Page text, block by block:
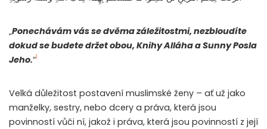
„Ponechávám vás se dvěma záležitostmi, nezbloudíte
dokud se budete držet obou, Knihy Alláha a Sunny Posla
Jeho.“1
Velká důležitost postavení muslimské ženy – ať už jako
manželky, sestry, nebo dcery a práva, která jsou
povinností vůči ní, jakož i práva, která jsou povinností z její